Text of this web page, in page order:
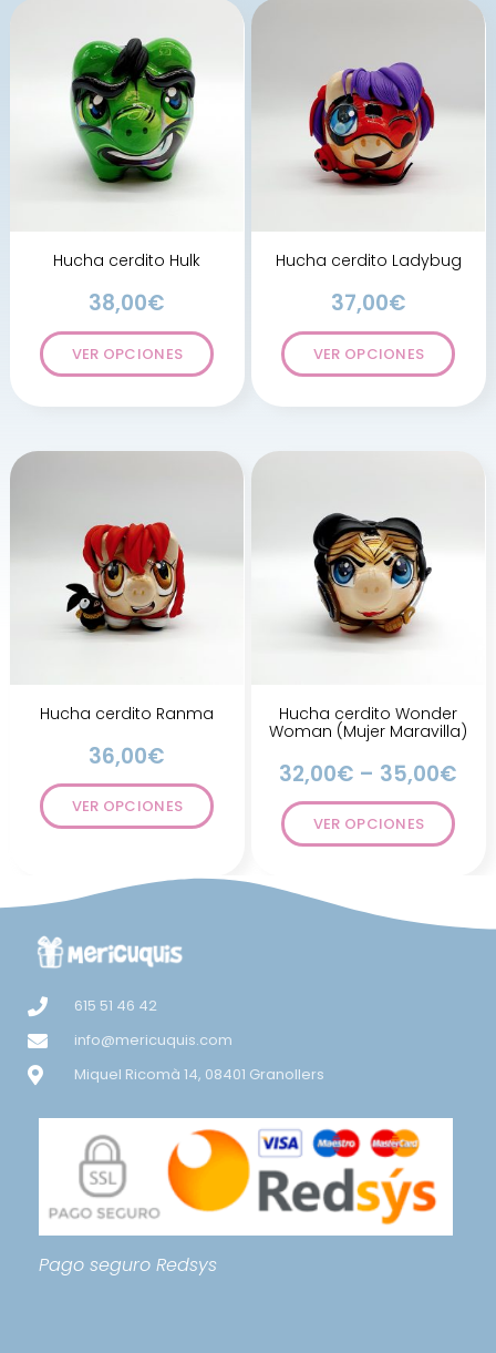
Hucha cerdito Hulk
38,00€
VER OPCIONES
Hucha cerdito Ladybug
37,00€
VER OPCIONES
Hucha cerdito Ranma
36,00€
VER OPCIONES
Hucha cerdito Wonder
Woman (Mujer Maravilla)
32,00€ – 35,00€
VER OPCIONES
615 51 46 42
info@mericuquis.com
Miquel Ricomà 14, 08401 Granollers
Pago seguro Redsys